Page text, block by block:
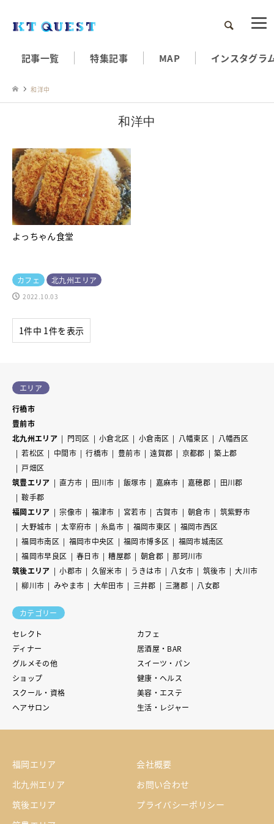
検索
記事一覧 特集記事 MAP インスタグラ
和洋中
和洋中
よっちゃん食堂
カフェ 北九州エリア
2022.10.03
1件中 1件を表示
エリア
行橋市
豊前市
北九州エリア
門司区 小倉北区 小倉南区 八幡東区
八幡西区
若松区
中間市 行橋市 豊前市 遠賀郡 京都郡
築上郡
戸畑区
筑豊エリア
直方市 田川市 飯塚市 嘉麻市 嘉穂郡
田川郡
鞍手郡
福岡エリア
宗像市 福津市 宮若市 古賀市 朝倉市
筑紫野市
大野城市
太宰府市 糸島市 福岡市東区
福岡市西区
福岡市南区
福岡市中央区 福岡市博多区
福岡市城南区
福岡市早良区
春日市 糟屋郡 朝倉郡
那珂川市
筑後エリア
小郡市 久留米市 うきは市 八女市 筑後市
大川市
柳川市
みやま市 大牟田市 三井郡 三潴郡 八女郡
カテゴリー
セレクト
カフェ
ディナー
居酒屋・BAR
グルメその他
スイーツ・パン
ショップ
健康・ヘルス
スクール・資格
美容・エステ
ヘアサロン
生活・レジャー
福岡エリア
北九州エリア
筑後エリア
会社概要
お問い合わせ
プライバシーポリシー